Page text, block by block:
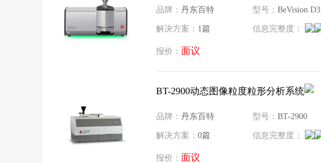
品牌： 丹东百特 型号： BeVision D3
解决方案： 1篇 信息完整度：
报价： 面议
BT-2900动态图像粒度粒形分析系统
品牌： 丹东百特 型号： BT-2900
解决方案： 0篇 信息完整度：
报价： 面议